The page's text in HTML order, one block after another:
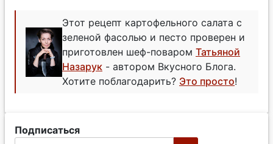
Этот рецепт картофельного салата с
зеленой фасолью и песто проверен и
приготовлен шеф-поваром Татьяной
Назарук - автором Вкусного Блога.
Хотите поблагодарить? Это просто!
Подписаться